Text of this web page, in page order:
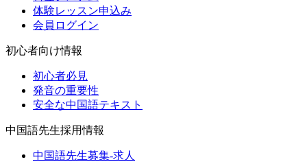
体験レッスン申込み
会員ログイン
初心者向け情報
初心者必見
発音の重要性
安全な中国語テキスト
中国語先生採用情報
中国語先生募集-求人